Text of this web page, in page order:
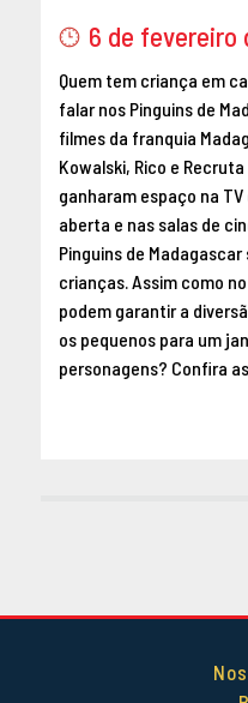
6 de fevereiro
Quem tem criança em
falar nos Pinguins de
filmes da franquia
Kowalski, Rico e
ganharam espaço na
aberta e nas salas de
Pinguins de
crianças. Assim como
podem garantir a
os pequenos para um
personagens? Confira